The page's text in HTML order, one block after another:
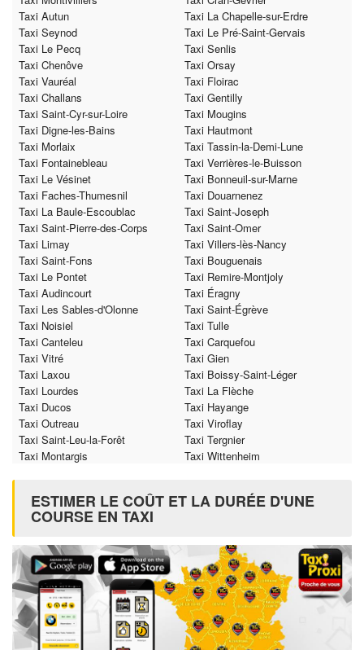
Taxi Autun
Taxi La Chapelle-sur-Erdre
Taxi Seynod
Taxi Le Pré-Saint-Gervais
Taxi Le Pecq
Taxi Senlis
Taxi Chenôve
Taxi Orsay
Taxi Vauréal
Taxi Floirac
Taxi Challans
Taxi Gentilly
Taxi Saint-Cyr-sur-Loire
Taxi Mougins
Taxi Digne-les-Bains
Taxi Hautmont
Taxi Morlaix
Taxi Tassin-la-Demi-Lune
Taxi Fontainebleau
Taxi Verrières-le-Buisson
Taxi Le Vésinet
Taxi Bonneuil-sur-Marne
Taxi Faches-Thumesnil
Taxi Douarnenez
Taxi La Baule-Escoublac
Taxi Saint-Joseph
Taxi Saint-Pierre-des-Corps
Taxi Saint-Omer
Taxi Limay
Taxi Villers-lès-Nancy
Taxi Saint-Fons
Taxi Bouguenais
Taxi Le Pontet
Taxi Remire-Montjoly
Taxi Audincourt
Taxi Éragny
Taxi Les Sables-d'Olonne
Taxi Saint-Égrève
Taxi Noisiel
Taxi Tulle
Taxi Canteleu
Taxi Carquefou
Taxi Vitré
Taxi Gien
Taxi Laxou
Taxi Boissy-Saint-Léger
Taxi Lourdes
Taxi La Flèche
Taxi Ducos
Taxi Hayange
Taxi Outreau
Taxi Viroflay
Taxi Saint-Leu-la-Forêt
Taxi Tergnier
Taxi Montargis
Taxi Wittenheim
ESTIMER LE COÛT ET LA DURÉE D'UNE
COURSE EN TAXI